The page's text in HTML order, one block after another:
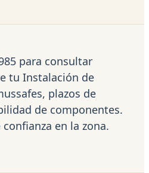
para consultar
tu Instalación de
plazos de
de componentes.
en la zona.